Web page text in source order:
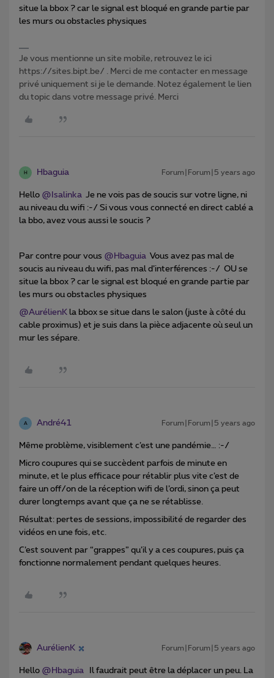
situe la bbox ? car le signal est bloqué en grande partie par
les murs ou obstacles physiques
Je vous mentionne un site mobile, retrouvez le ici
https://sites.bipt.be/ . Merci de me contacter en message
privé uniquement si je le demande. Notez également le lien
du topic dans votre message privé. Merci
H Hbaguia Forum|Forum|5 years ago
Hello @Isalinka Je ne vois pas de soucis sur votre ligne, ni
au niveau du wifi :-/ Si vous vous connecté en direct cablé a
la bbo, avez vous aussi le soucis ?
Par contre pour vous @Hbaguia Vous avez pas mal de
soucis au niveau du wifi, pas mal d’interférences :-/ OU se
situe la bbox ? car le signal est bloqué en grande partie par
les murs ou obstacles physiques
@AurélienK la bbox se situe dans le salon (juste à côté du
cable proximus) et je suis dans la pièce adjacente où seul un
mur les sépare.
A André41 Forum|Forum|5 years ago
Même problème, visiblement c’est une pandémie… :-/
Micro coupures qui se succèdent parfois de minute en
minute, et le plus efficace pour rétablir plus vite c’est de
faire un off/on de la réception wifi de l’ordi, sinon ça peut
durer longtemps avant que ça ne se rétablisse.
Résultat: pertes de sessions, impossibilité de regarder des
vidéos en une fois, etc.
C’est souvent par “grappes” qu’il y a ces coupures, puis ça
fonctionne normalement pendant quelques heures.
AurélienK Forum|Forum|5 years ago
Hello @Hbaguia Il faudrait peut être la déplacer un peu. La